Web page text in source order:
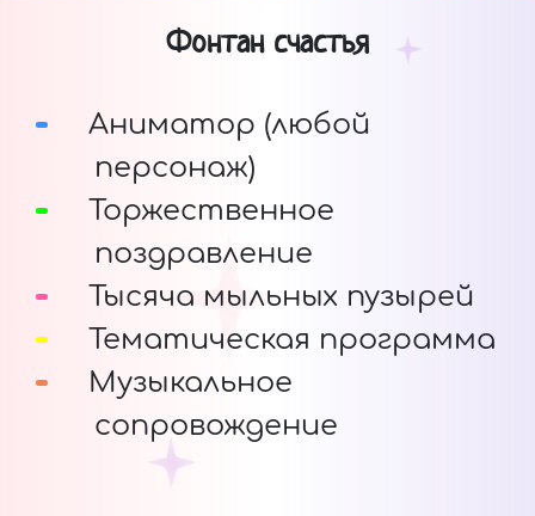
Фонтан счастья
Аниматор (любой
персонаж)
Торжественное
поздравление
Тысяча мыльных пузырей
Тематическая программа
Музыкальное
сопровождение